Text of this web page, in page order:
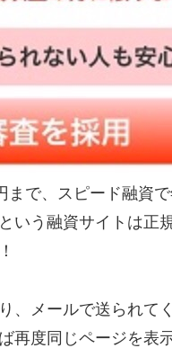
で、スピード融資
いう融資サイトは正
、メールで送られて
再度同じページを表